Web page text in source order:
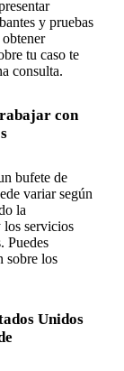
y pruebas
obtener
tu caso te
consulta.
con
bufete de
variar según
la
los servicios
Puedes
sobre los
Unidos